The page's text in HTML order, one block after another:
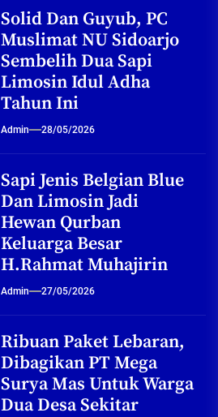
Solid Dan Guyub, PC
Muslimat NU Sidoarjo
Sembelih Dua Sapi
Limosin Idul Adha
Tahun Ini
Admin 28/05/2026
Sapi Jenis Belgian Blue
Dan Limosin Jadi
Hewan Qurban
Keluarga Besar
H.Rahmat Muhajirin
Admin 27/05/2026
Ribuan Paket Lebaran,
Dibagikan PT Mega
Surya Mas Untuk Warga
Dua Desa Sekitar